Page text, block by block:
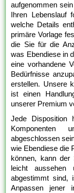
aufgenommen
Ihren Lebenslauf
welche Details
primäre Vorlage
die Sie für die
was Ebendiese in
eine vorhandene
Bedürfnisse
erstellen. Unsere
ist einen
unserer Premium
Jede Disposition
Komponenten
abgeschlossen
wie Ebendiese die
können, kann der
leicht
abgestimmt sind,
Anpassen jener